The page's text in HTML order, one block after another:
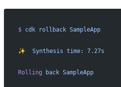
$ cdk rollback SampleApp
✨
  Synthesis
time: 7.27s
Rolling back SampleApp